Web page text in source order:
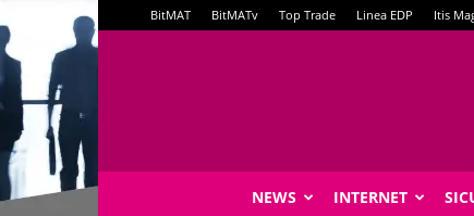
BitMAT BitMATv Top Trade Linea EDP Itis
NEWS INTERNET